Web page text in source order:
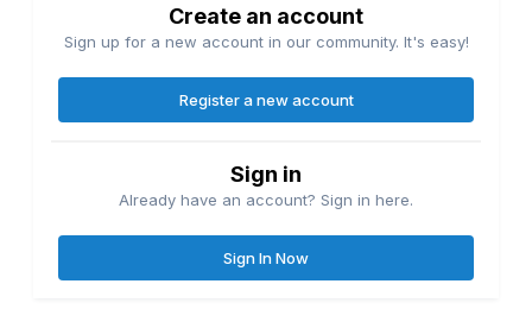
Create an account
Sign up for a new account in our community. It's easy!
Register a new account
Sign in
Already have an account? Sign in here.
Sign In Now